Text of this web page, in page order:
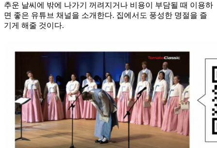
추운 날씨에 밖에 나가기 꺼려지거나 비용이 부담될 때 이용하
면 좋은 유튜브 채널을 소개한다. 집에서도 풍성한 명절을 즐
기게 해줄 것이다.